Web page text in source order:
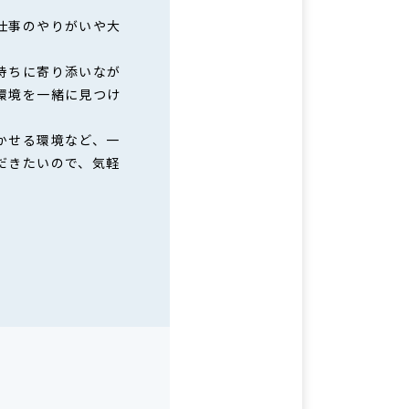
事のやりがいや大
ちに寄り添いなが
境を一緒に見つけ
せる環境など、一
きたいので、気軽